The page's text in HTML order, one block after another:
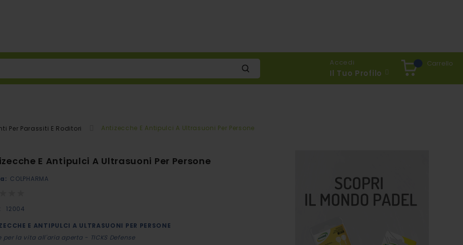
Carrello
Accedi
Il Tuo Profilo
Per Parassiti E Roditori Antizecche E Antipulci A Ultrasuoni Per Persone
E Antipulci A Ultrasuoni Per Persone
COLPHARMA
12004
E ANTIPULCI A ULTRASUONI PER PERSONE
per la vita all'aria aperta - TICKS Defense